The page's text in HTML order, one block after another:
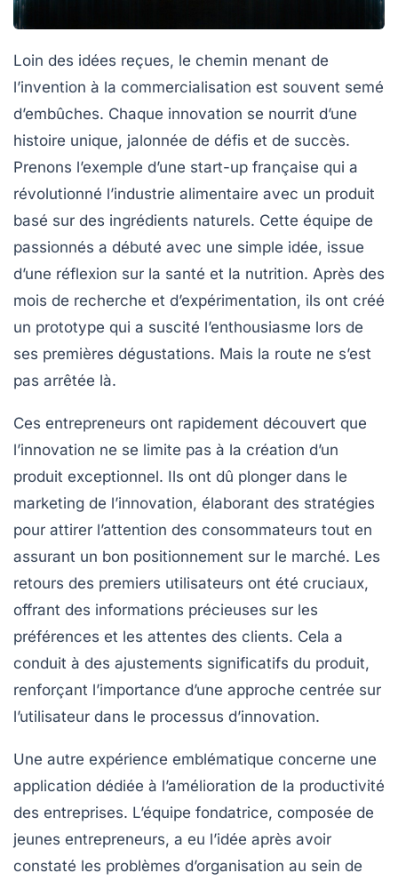
Loin des idées reçues, le chemin menant de
l’invention à la commercialisation est souvent semé
d’embûches. Chaque innovation se nourrit d’une
histoire unique, jalonnée de défis et de succès.
Prenons l’exemple d’une start-up française qui a
révolutionné l’industrie alimentaire avec un produit
basé sur des ingrédients naturels. Cette équipe de
passionnés a débuté avec une simple idée, issue
d’une réflexion sur la santé et la nutrition. Après des
mois de recherche et d’expérimentation, ils ont créé
un prototype qui a suscité l’enthousiasme lors de
ses premières dégustations. Mais la route ne s’est
pas arrêtée là.
Ces entrepreneurs ont rapidement découvert que
l’innovation ne se limite pas à la création d’un
produit exceptionnel. Ils ont dû plonger dans le
marketing de l’innovation, élaborant des stratégies
pour attirer l’attention des consommateurs tout en
assurant un bon positionnement sur le marché. Les
retours des premiers utilisateurs ont été cruciaux,
offrant des informations précieuses sur les
préférences et les attentes des clients. Cela a
conduit à des ajustements significatifs du produit,
renforçant l’importance d’une approche centrée sur
l’utilisateur dans le processus d’innovation.
Une autre expérience emblématique concerne une
application dédiée à l’amélioration de la productivité
des entreprises. L’équipe fondatrice, composée de
jeunes entrepreneurs, a eu l’idée après avoir
constaté les problèmes d’organisation au sein de